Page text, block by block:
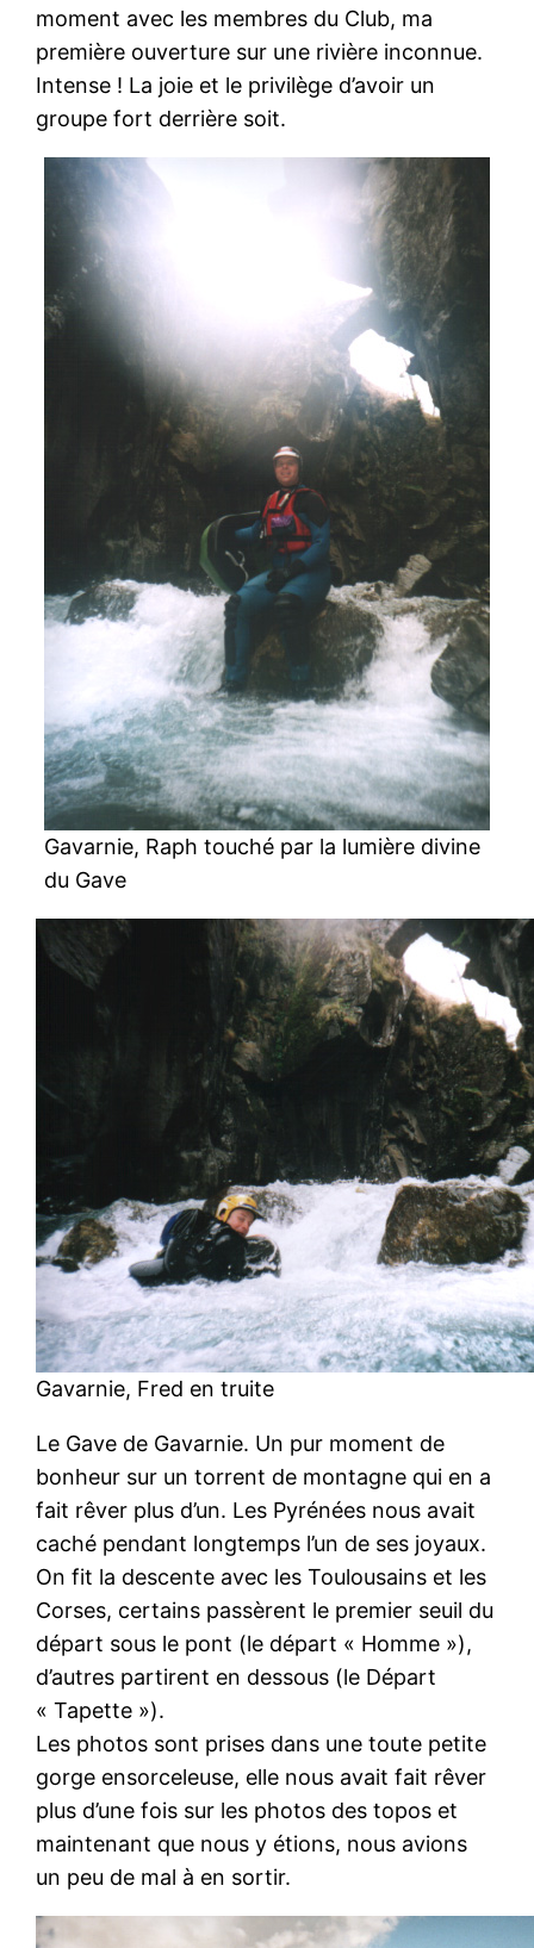
moment avec les membres du Club, ma
première ouverture sur une rivière inconnue.
Intense ! La joie et le privilège d’avoir un
groupe fort derrière soit.
Gavarnie, Raph touché par la lumière divine
du Gave
Gavarnie, Fred en truite
Le Gave de Gavarnie. Un pur moment de
bonheur sur un torrent de montagne qui en a
fait rêver plus d’un. Les Pyrénées nous avait
caché pendant longtemps l’un de ses joyaux.
On fit la descente avec les Toulousains et les
Corses, certains passèrent le premier seuil du
départ sous le pont (le départ « Homme »),
d’autres partirent en dessous (le Départ
« Tapette »).
Les photos sont prises dans une toute petite
gorge ensorceleuse, elle nous avait fait rêver
plus d’une fois sur les photos des topos et
maintenant que nous y étions, nous avions
un peu de mal à en sortir.